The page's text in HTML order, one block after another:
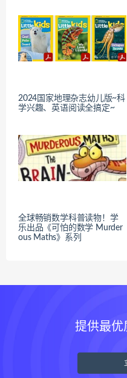
2024国家地理杂志幼儿版~科
学兴趣、英语阅读全搞定~
全球畅销数学科普读物！学
乐出品《可怕的数学 Murder
ous Maths》系列
提供最优